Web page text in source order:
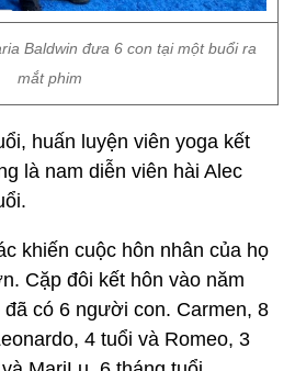
Baldwin đưa 6 con tại một buổi ra
mắt phim
huấn luyện viên yoga kết
là nam diễn viên hài Alec
khiến cuộc hôn nhân của họ
Cặp đôi kết hôn vào năm
có 6 người con. Carmen, 8
4 tuổi và Romeo, 3